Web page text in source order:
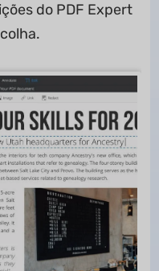
do PDF Expert